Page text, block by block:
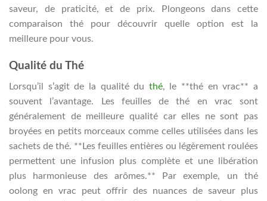
saveur, de praticité, et de prix. Plongeons dans cette
comparaison thé pour découvrir quelle option est la
meilleure pour vous.
Qualité du Thé
Lorsqu’il s’agit de la qualité du thé, le **thé en vrac** a
souvent l’avantage. Les feuilles de thé en vrac sont
généralement de meilleure qualité car elles ne sont pas
broyées en petits morceaux comme celles utilisées dans les
sachets de thé. **Les feuilles entières ou légèrement roulées
permettent une infusion plus complète et une libération
plus harmonieuse des arômes.** Par exemple, un thé
oolong en vrac peut offrir des nuances de saveur plus